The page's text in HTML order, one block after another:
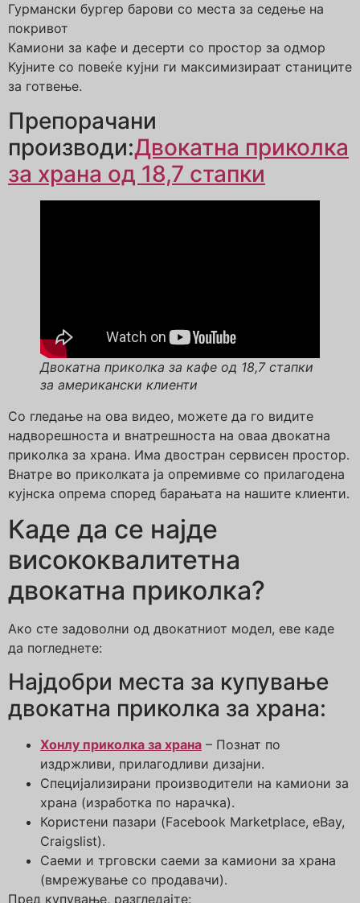
Гурмански бургер барови со места за седење на
покривот
Камиони за кафе и десерти со простор за одмор
Кујните со повеќе кујни ги максимизираат станиците
за готвење.
Препорачани
производи:Двокатна приколка
за храна од 18,7 стапки
Двокатна приколка за кафе од 18,7 стапки
за американски клиенти
Со гледање на ова видео, можете да го видите
надворешноста и внатрешноста на оваа двокатна
приколка за храна. Има двостран сервисен простор.
Внатре во приколката ја опремивме со прилагодена
кујнска опрема според барањата на нашите клиенти.
Каде да се најде
висококвалитетна
двокатна приколка?
Ако сте задоволни од двокатниот модел, еве каде
да погледнете:
Најдобри места за купување
двокатна приколка за храна:
Хонлу приколка за храна – Познат по
издржливи, прилагодливи дизајни.
Специјализирани производители на камиони за
храна (изработка по нарачка).
Користени пазари (Facebook Marketplace, eBay,
Craigslist).
Саеми и трговски саеми за камиони за храна
(вмрежување со продавачи).
Пред купување, разгледајте: